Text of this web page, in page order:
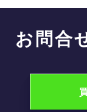
お問合